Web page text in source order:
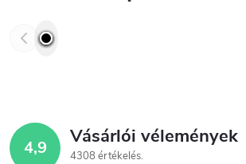
4,9 Vásárlói vélemények
4308 értékelés